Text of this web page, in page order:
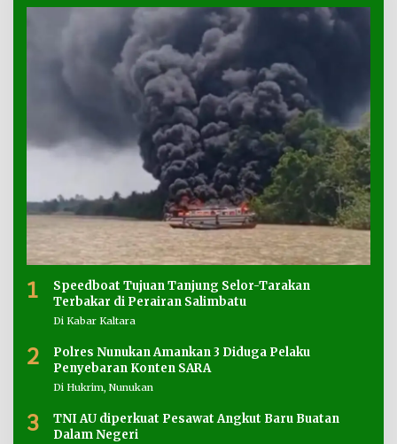
1
Speedboat Tujuan Tanjung Selor-Tarakan
Terbakar di Perairan Salimbatu
Di Kabar Kaltara
2
Polres Nunukan Amankan 3 Diduga Pelaku
Penyebaran Konten SARA
Di Hukrim, Nunukan
3
TNI AU diperkuat Pesawat Angkut Baru Buatan
Dalam Negeri